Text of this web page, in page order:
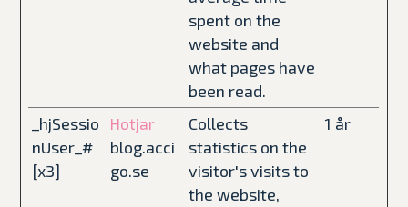
spent on the
website and
what pages have
been read.
_hjSessio
nUser_#
[x3]
Hotjar
blog.acci
go.se
Collects
statistics on the
visitor's visits to
the website,
1 år